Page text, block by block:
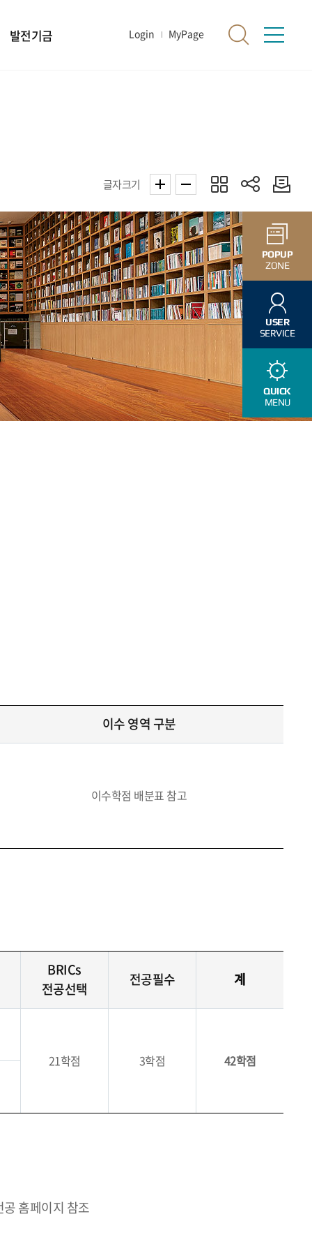
발전기금 Login MyPage
POPUP
ZONE
USER
SERVICE
QUICK
MENU
글자크기
이수 영역 구분
이수학점 배분표 참고
BRICs
전공선택
전공필수 계
21학점 3학점 42학점
홈페이지 참조